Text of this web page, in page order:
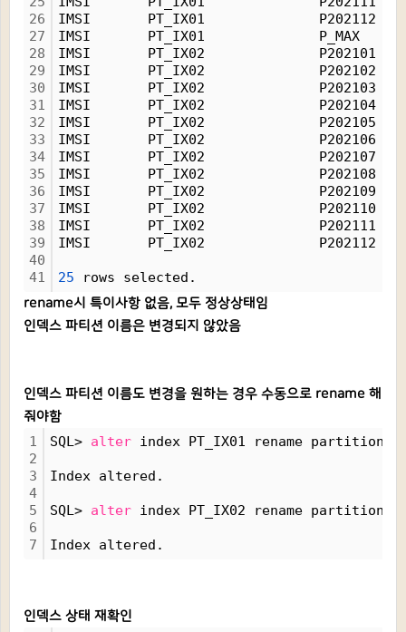
26
27
28
29
30
31
32
33
34
35
36
37
38
39
40
41
IMSI       PT_IX01              P202112
IMSI       PT_IX01              P_MAX
IMSI       PT_IX02              P202101
IMSI       PT_IX02              P202102
IMSI       PT_IX02              P202103
IMSI       PT_IX02              P202104
IMSI       PT_IX02              P202105
IMSI       PT_IX02              P202106
IMSI       PT_IX02              P202107
IMSI       PT_IX02              P202108
IMSI       PT_IX02              P202109
IMSI       PT_IX02              P202110
IMSI       PT_IX02              P202111
IMSI       PT_IX02              P202112
25 rows selected.
rename시 특이사항 없음, 모두 정상상태임
인덱스 파티션 이름은 변경되지 않았음
인덱스 파티션 이름도 변경을 원하는 경우 수동으로 rename 해
줘야함
1
2
3
4
5
6
7
SQL> alter index PT_IX01 rename partition
Index altered.
SQL> alter index PT_IX02 rename partition
Index altered.
인덱스 상태 재확인